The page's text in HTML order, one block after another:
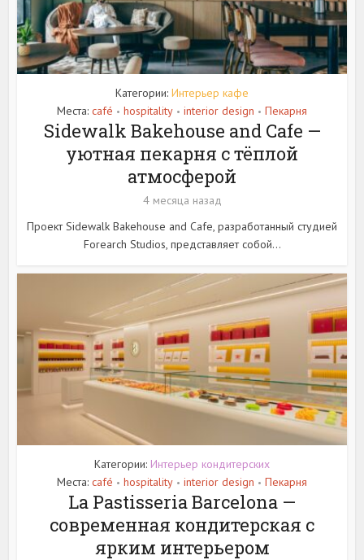
Категории: Интерьер кафе
Места: café • hospitality • interior design • Пекарня
Sidewalk Bakehouse and Cafe —
уютная пекарня с тёплой
атмосферой
4 месяца назад
Проект Sidewalk Bakehouse and Cafe, разработанный студией
Forearch Studios, представляет собой...
Категории: Интерьер кондитерских
Места: café • hospitality • interior design • Пекарня
La Pastisseria Barcelona —
современная кондитерская с
ярким интерьером